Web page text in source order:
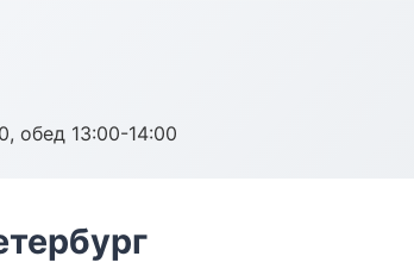
обед 13:00-14:00